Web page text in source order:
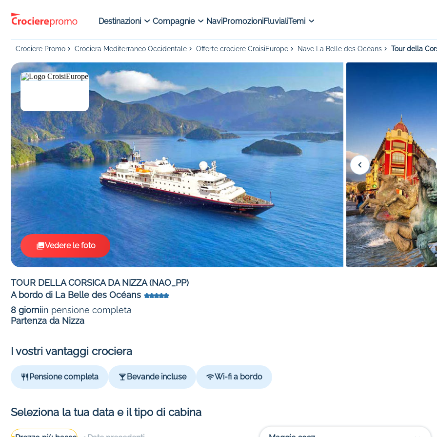
Destinazioni Compagnie NaviPromozioniFluvialiTemi
Crociere Promo Crociera Mediterraneo Occidentale Offerte crociere CroisiEurope Nave La Belle des Océans Tour della
Vedere le foto
TOUR DELLA CORSICA DA NIZZA (NAO_PP)
A bordo di La Belle des Océans
8 giorniin pensione completa
Partenza da Nizza
I vostri vantaggi crociera
Pensione completa Bevande incluse Wi-fi a bordo
Seleziona la tua data e il tipo di cabina